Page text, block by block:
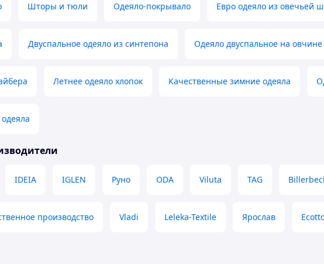
Шторы и тюли Одеяло-покрывало Евро одеяло из овечьей
Двуспальное одеяло из синтепона Одеяло двуспальное на овчине
Летнее одеяло хлопок Качественные зимние одеяла
IDEIA IGLEN Руно ODA Viluta TAG
производство Vladi Leleka-Textile Ярослав